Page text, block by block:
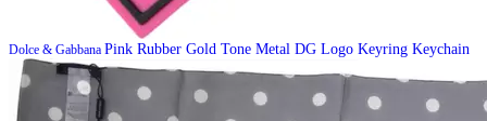
Dolce & Gabbana Pink Rubber Gold Tone Metal DG Logo Keyring Keychain